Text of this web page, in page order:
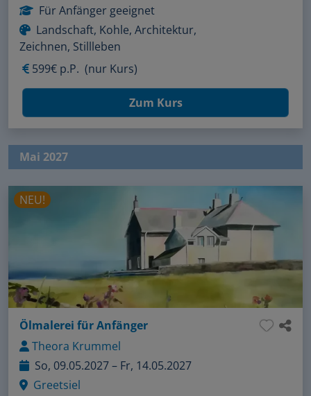
Für Anfänger geeignet
Landschaft, Kohle, Architektur,
Zeichnen, Stillleben
599€ p.P. (nur Kurs)
Zum Kurs
Mai 2027
NEU!
Ölmalerei für Anfänger
Theora Krummel
So, 09.05.2027 – Fr, 14.05.2027
Greetsiel